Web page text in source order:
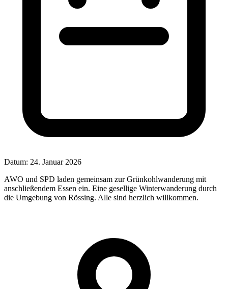
Datum: 24. Januar 2026
AWO und SPD laden gemeinsam zur Grünkohlwanderung mit
anschließendem Essen ein. Eine gesellige Winterwanderung durch
die Umgebung von Rössing. Alle sind herzlich willkommen.